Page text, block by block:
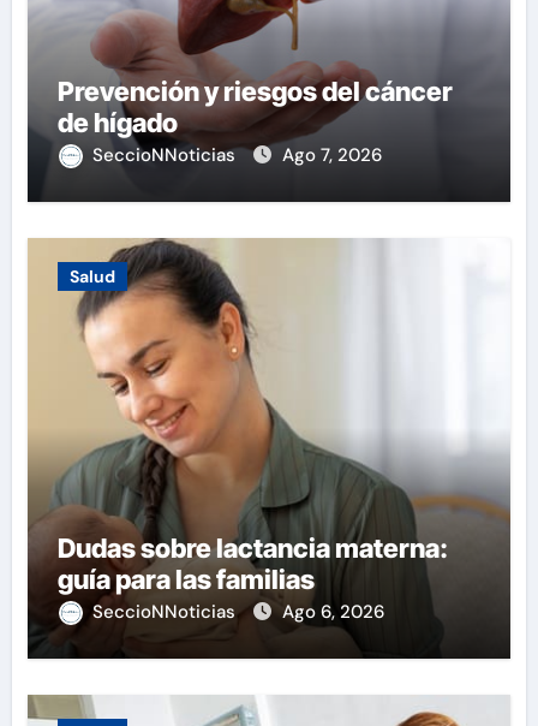
Prevención y riesgos del cáncer
de hígado
SeccioNNoticias Ago 7, 2026
Salud
Dudas sobre lactancia materna:
guía para las familias
SeccioNNoticias Ago 6, 2026